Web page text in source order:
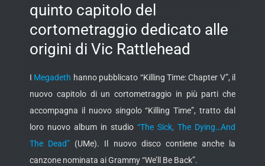
quinto capitolo del
cortometraggio dedicato alle
origini di Vic Rattlehead
I Megadeth hanno pubblicato “Killing Time: Chapter V”, il
nuovo capitolo di un cortometraggio in più parti che
accompagna il nuovo singolo “Killing Time”, tratto dal
loro nuovo album in studio “The Sick, The Dying…And
The Dead” (UMe). Il nuovo disco contiene anche la
canzone nominata ai Grammy “We’ll Be Back”.